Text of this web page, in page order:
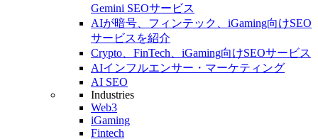
Gemini SEOサービス
AIが暗号、フィンテック、iGaming向けSEO
サービスを紹介
Crypto、FinTech、iGaming向けSEOサービス
AIインフルエンサー・マーケティング
AI SEO
Industries
Web3
iGaming
Fintech